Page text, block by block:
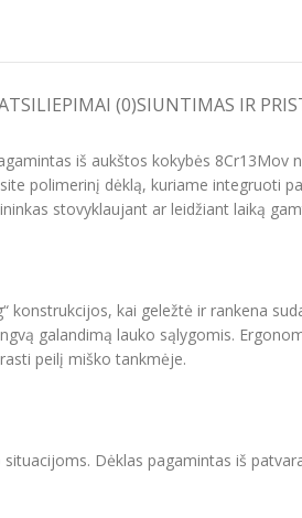
(0)SIUNTIMAS IR
iš aukštos kokybės 8Cr13Mov
polimerinį dėklą, kuriame integruoti
stovyklaujant ar leidžiant laiką
kai geležtė ir rankena
galandimą lauko sąlygomis.
peilį miško tankmėje.
Dėklas pagamintas iš